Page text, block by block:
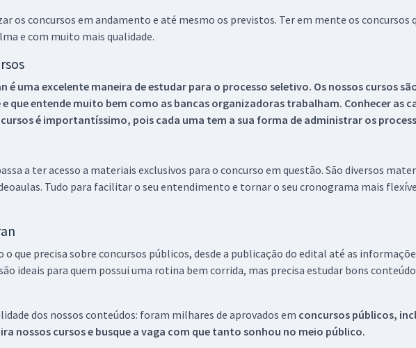
os concursos em andamento e até mesmo os previstos. Ter em mente os concursos
e com muito mais qualidade.
é uma excelente maneira de estudar para o processo seletivo. Os nossos cursos
que entende muito bem como as bancas organizadoras trabalham. Conhecer as
é importantíssimo, pois cada uma tem a sua forma de administrar os
a ter acesso a materiais exclusivos para o concurso em questão. São diversos
Tudo para facilitar o seu entendimento e tornar o seu cronograma mais
o que precisa sobre concursos públicos, desde a publicação do edital até as
ideais para quem possui uma rotina bem corrida, mas precisa estudar bons
dos nossos conteúdos: foram milhares de aprovados em concursos públicos,
nossos cursos e busque a vaga com que tanto sonhou no meio público.